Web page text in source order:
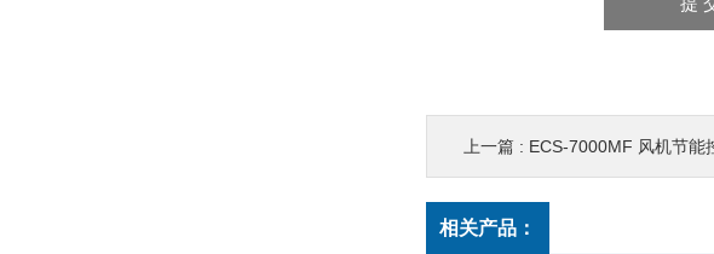
上一篇 : ECS-7000MF 风机节能
相关产品：